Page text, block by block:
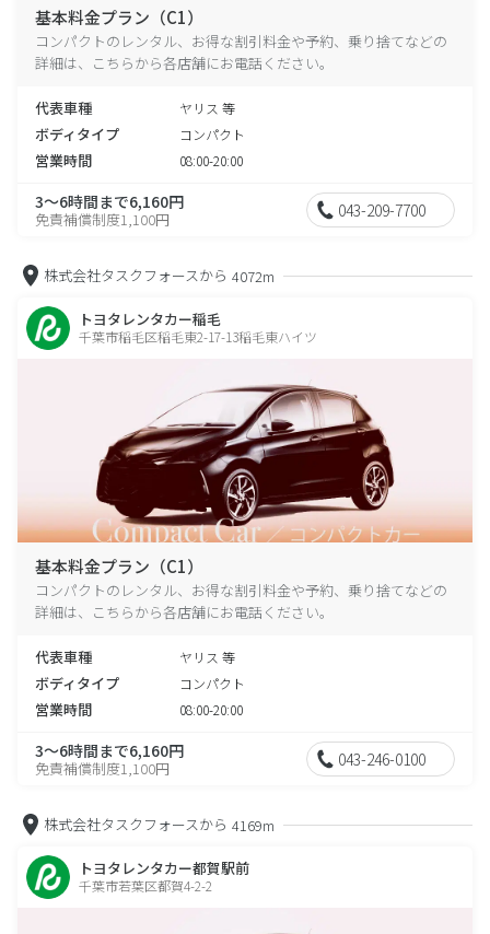
基本料金プラン（C1）
コンパクトのレンタル、お得な割引料金や予約、乗り捨てなどの
詳細は、こちらから各店舗にお電話ください。
代表車種 ヤリス 等
ボディタイプ コンパクト
営業時間 08:00-20:00
3～6時間まで6,160円
免責補償制度1,100円 043-209-7700
株式会社タスクフォースから 4072m
トヨタレンタカー稲毛
千葉市稲毛区稲毛東2-17-13稲毛東ハイツ
基本料金プラン（C1）
コンパクトのレンタル、お得な割引料金や予約、乗り捨てなどの
詳細は、こちらから各店舗にお電話ください。
代表車種 ヤリス 等
ボディタイプ コンパクト
営業時間 08:00-20:00
3～6時間まで6,160円
免責補償制度1,100円 043-246-0100
株式会社タスクフォースから 4169m
トヨタレンタカー都賀駅前
千葉市若葉区都賀4-2-2